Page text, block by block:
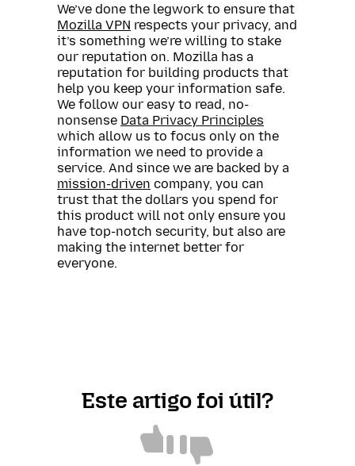
We’ve done the legwork to ensure that
Mozilla VPN respects your privacy, and
it’s something we’re willing to stake
our reputation on. Mozilla has a
reputation for building products that
help you keep your information safe.
We follow our easy to read, no-
nonsense Data Privacy Principles
which allow us to focus only on the
information we need to provide a
service. And since we are backed by a
mission-driven company, you can
trust that the dollars you spend for
this product will not only ensure you
have top-notch security, but also are
making the internet better for
everyone.
Este artigo foi útil?
Artigo
útil
Artigo
não